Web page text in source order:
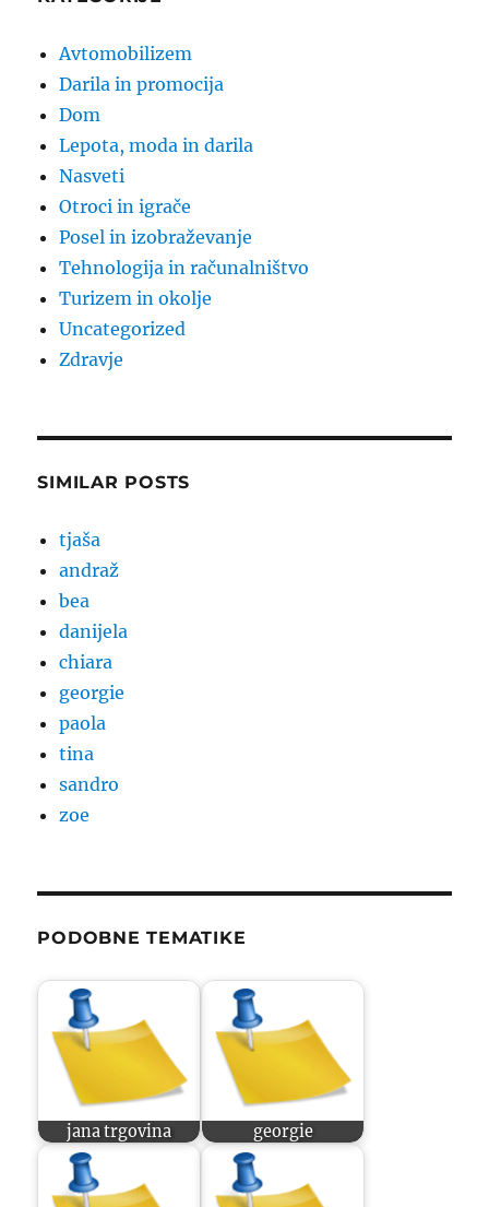
Avtomobilizem
Darila in promocija
Dom
Lepota, moda in darila
Nasveti
Otroci in igrače
Posel in izobraževanje
Tehnologija in računalništvo
Turizem in okolje
Uncategorized
Zdravje
SIMILAR POSTS
tjaša
andraž
bea
danijela
chiara
georgie
paola
tina
sandro
zoe
PODOBNE TEMATIKE
jana trgovina georgie